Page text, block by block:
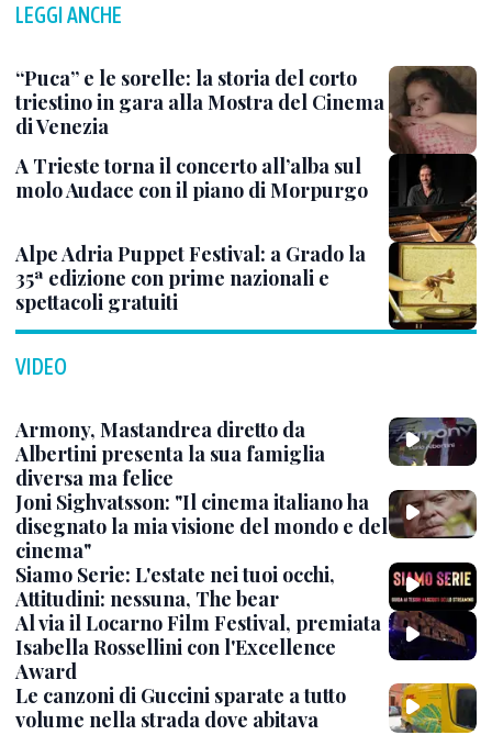
LEGGI ANCHE
“Puca” e le sorelle: la storia del corto
triestino in gara alla Mostra del Cinema
di Venezia
A Trieste torna il concerto all’alba sul
molo Audace con il piano di Morpurgo
Alpe Adria Puppet Festival: a Grado la
35ª edizione con prime nazionali e
spettacoli gratuiti
VIDEO
Armony, Mastandrea diretto da
Albertini presenta la sua famiglia
diversa ma felice
Joni Sighvatsson: "Il cinema italiano ha
disegnato la mia visione del mondo e del
cinema"
Siamo Serie: L'estate nei tuoi occhi,
Attitudini: nessuna, The bear
Al via il Locarno Film Festival, premiata
Isabella Rossellini con l'Excellence
Award
Le canzoni di Guccini sparate a tutto
volume nella strada dove abitava